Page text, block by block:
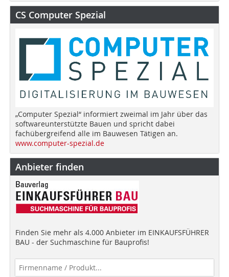
CS Computer Spezial
„Computer Spezial“ informiert zweimal im Jahr über das
softwareunterstützte Bauen und spricht dabei
fachübergreifend alle im Bauwesen Tätigen an.
www.computer-spezial.de
Anbieter finden
Finden Sie mehr als 4.000 Anbieter im EINKAUFSFÜHRER
BAU - der Suchmaschine für Bauprofis!